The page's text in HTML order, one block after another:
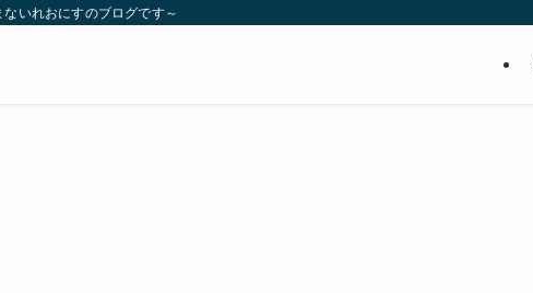
いれおにすのブログです～